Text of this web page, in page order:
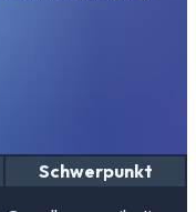
Schwerpunkt